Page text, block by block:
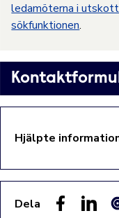
ledamöterna i
sökfunktionen.
Hjälpte
Dela